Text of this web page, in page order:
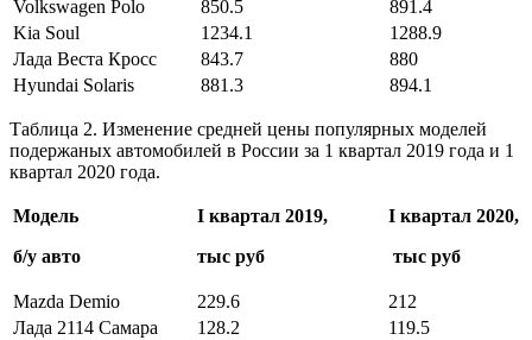
Volkswagen Polo 850.5
891.4
Kia Soul
1234.1
1288.9
Лада Веста Кросс
843.7
880
Hyundai Solaris
881.3 894.1
Таблица 2. Изменение средней цены популярных моделей
подержаных автомобилей в России за 1 квартал 2019 года и 1
квартал 2020 года.
Модель
б/у авто
I квартал 2019,
тыс руб
I квартал 2020,
тыс руб
Mazda Demio 229.6
212
Лада 2114 Самара
128.2
119.5